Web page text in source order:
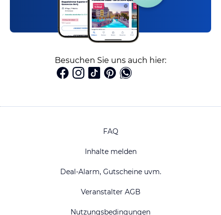
Besuchen Sie uns auch hier:
FAQ
Inhalte melden
Deal-Alarm, Gutscheine uvm.
Veranstalter AGB
Nutzungsbedingungen